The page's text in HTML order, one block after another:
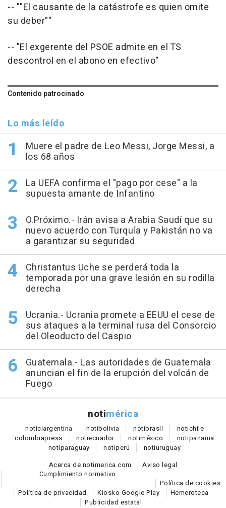
-- ""El causante de la catástrofe es quien omite
su deber""
-- "El exgerente del PSOE admite en el TS
descontrol en el abono en efectivo"
Contenido patrocinado
Lo más leído
Muere el padre de Leo Messi, Jorge Messi, a
los 68 años
La UEFA confirma el "pago por cese" a la
supuesta amante de Infantino
O.Próximo.- Irán avisa a Arabia Saudí que su
nuevo acuerdo con Turquía y Pakistán no va
a garantizar su seguridad
Christantus Uche se perderá toda la
temporada por una grave lesión en su rodilla
derecha
Ucrania.- Ucrania promete a EEUU el cese de
sus ataques a la terminal rusa del Consorcio
del Oleoducto del Caspio
Guatemala.- Las autoridades de Guatemala
anuncian el fin de la erupción del volcán de
Fuego
notimérica
noticiargentina notibolivia notibrasil notichile
colombiapress notiecuador notiméxico notipanama
notiparaguay notiperú notiuruguay
Acerca de notimerica.com
Aviso legal
Cumplimiento normativo
Política de cookies
Política de privacidad
Kiosko Google Play
Hemeroteca
Publicidad estatal